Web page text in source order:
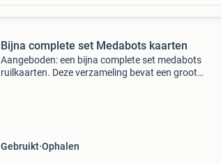
Bijna complete set Medabots kaarten
Aangeboden: een bijna complete set medabots
ruilkaarten. Deze verzameling bevat een groot
Gebruikt Ophalen